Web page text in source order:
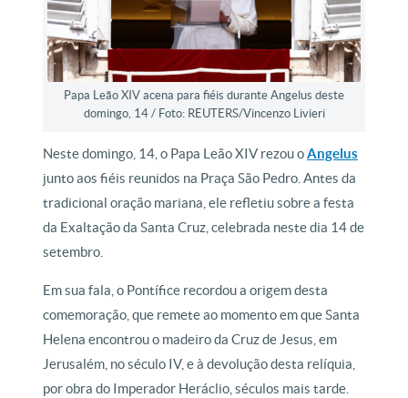
Papa Leão XIV acena para fiéis durante Angelus deste
domingo, 14 / Foto: REUTERS/Vincenzo Livieri
Neste domingo, 14, o Papa Leão XIV rezou oAngelus
junto aos fiéis reunidos na Praça São Pedro. Antes da
tradicional oração mariana, ele refletiu sobre a festa
da Exaltação da Santa Cruz, celebrada neste dia 14 de
setembro.
Em sua fala, o Pontífice recordou a origem desta
comemoração, que remete ao momento em que Santa
Helena encontrou o madeiro da Cruz de Jesus, em
Jerusalém, no século IV, e à devolução desta relíquia,
por obra do Imperador Heráclio, séculos mais tarde.